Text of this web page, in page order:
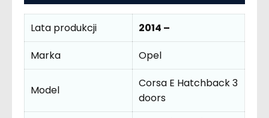
Lata produkcji
2014 –
Marka
Opel
Model
Corsa E Hatchback 3
doors